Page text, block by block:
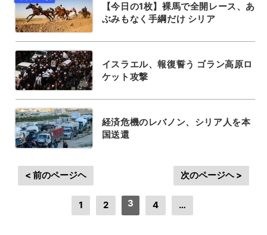
【今日の1枚】裸馬で全開レース、あ
ぶみもなく手綱だけ シリア
イスラエル、報復誓う ゴラン高原ロ
ケット攻撃
経済危機のレバノン、シリア人を本
国送還
< 前のページヘ
1 2 3 4 …
次のページヘ >